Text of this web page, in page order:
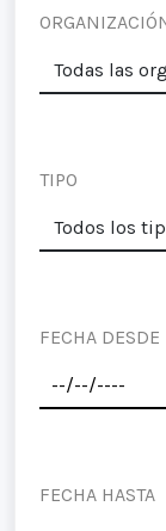
TIPO
FECHA DESDE
FECHA HASTA